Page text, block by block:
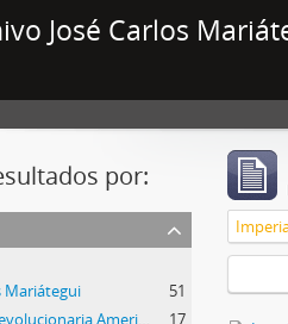
José Carlos
por:
Mariátegui
51
Alianza Popular Revolucionaria Americana-APRA (Colección)
17